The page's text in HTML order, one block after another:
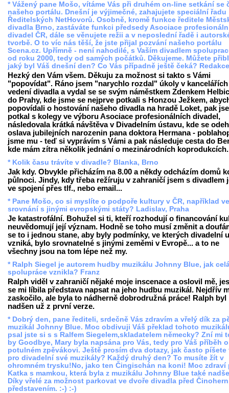
* Vážený pane Mošo, vítáme Vás při druhém on-line setkání se
našeho portálu. Dnešní je výjimečné, zahajujete speciální řadu
Ředitelských NetHovorů. Osobně, kromě funkce ředitele
divadla Brno, zastáváte funkci předsedy Asociace
divadel ČR, dále se věnujete režii a v neposlední řadě i
tvorbě. O to víc nás těší, že jste přijal pozvání našeho portálu
Scena.cz. Upřímně - není nahodilé, s Vaším divadlem
od roku 2000, tedy od samých počátků. Děkujeme. Můžete
jaký byl Váš dnešní den? Co Vás případně ještě čeká? Redakce
Hezký den Vám všem. Děkuju za možnost si takto s Vámi
"popovídat". Ráno jsem "narychlo rozdal" úkoly v kancelářích
vedení divadla a vydal se se svým náměstkem Zdenkem
do Prahy, kde jsme se nejprve potkali s Honzou Ježkem,
popovídali o hostování našeho divadla na hradě Loket, pak
potkal s kolegy ve výboru Asociace profesionálních divadel,
následovala krátká návštěva v Divadelním ústavu, kde se
oslava jubilejních narozenin pana doktora Hermana -
jsme mu - teď si vyprávím s Vámi a pak následuje cesta do
kde mám zítra několik jednání o mezinárodních
* Kolik času trávíte v divadle? Blanka, Brno
Jak kdy. Obvykle přicházím na 8.00 a někdy odcházím domů
půlnoci. Jindy, kdy třeba režíruju v zahraničí jsem s divadlem
ve spojení přes tlf., nebo email...
* Pane Mošo, co si myslíte o podpoře kultury v ČR, například ve
srovnání s jinými evropskými státy? Ladislav, Praha
Je katastrofální. Bohužel si ti, kteří rozhodují o financování
neuvědomují její význam. Hodně se toho musí změnit a
se to i jednou stane, aby byly podmínky, ve kterých divadelní
vzniká, bylo srovnatelné s jinými zeměmi v Evropě... a to ne
všechny jsou na tom lépe než my.
* Ralph Siegel je autorem hudby muzikálu Johnny Blue, jak
spolupráce vznikla? Franz
Ralph viděl v zahraničí nějaké moje inscenace a oslovil mě,
se mi líbila představa napsat na jeho hudbu muzikál. Nejdřív
zaskočilo, ale byla to nádherně dobrodružná práce! Ralph byl
nadšen už z první verze.
* Dobrý den, pane řediteli, srdečně Vás zdravím a vřelý dík za
muzikál Johnny Blue. Moc obdivuji Váš překlad tohoto
psal jste si s s Ralfem Siegelem,skladatelem německy? Zní mi
by Goodbye, Mary byla napsána pro Vás, tedy pro Váš příběh o
potulném zpěvákovi. Ještě prosím dva dotazy, jak často píšete
pro divadelní své muzikály? Každý druhý den? To musíte žít v
ohromném trysku!No, jako ten Čingischán na koni! Moc zdraví
Katka s mamkou, která byla z muzikálu Johnny Blue také
Díky vřelé za možnost parkovat ve dvoře divadla před
představením. :-) :-)